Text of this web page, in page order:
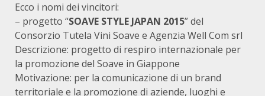
Ecco i nomi dei vincitori:
– progetto “SOAVE STYLE JAPAN 2015” del
Consorzio Tutela Vini Soave e Agenzia Well Com srl
Descrizione: progetto di respiro internazionale per
la promozione del Soave in Giappone
Motivazione: per la comunicazione di un brand
territoriale e la promozione di aziende, luoghi e